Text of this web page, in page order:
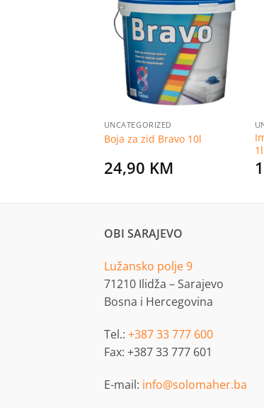
Dodaj
listu
želja
UNCATEGORIZED
Boja za zid Bravo 10l
24,90 KM
1l
OBI SARAJEVO
Lužansko polje 9
71210 Ilidža – Sarajevo
Bosna i Hercegovina
Tel.: +387 33 777 600
Fax: +387 33 777 601
E-mail: info@solomaher.ba